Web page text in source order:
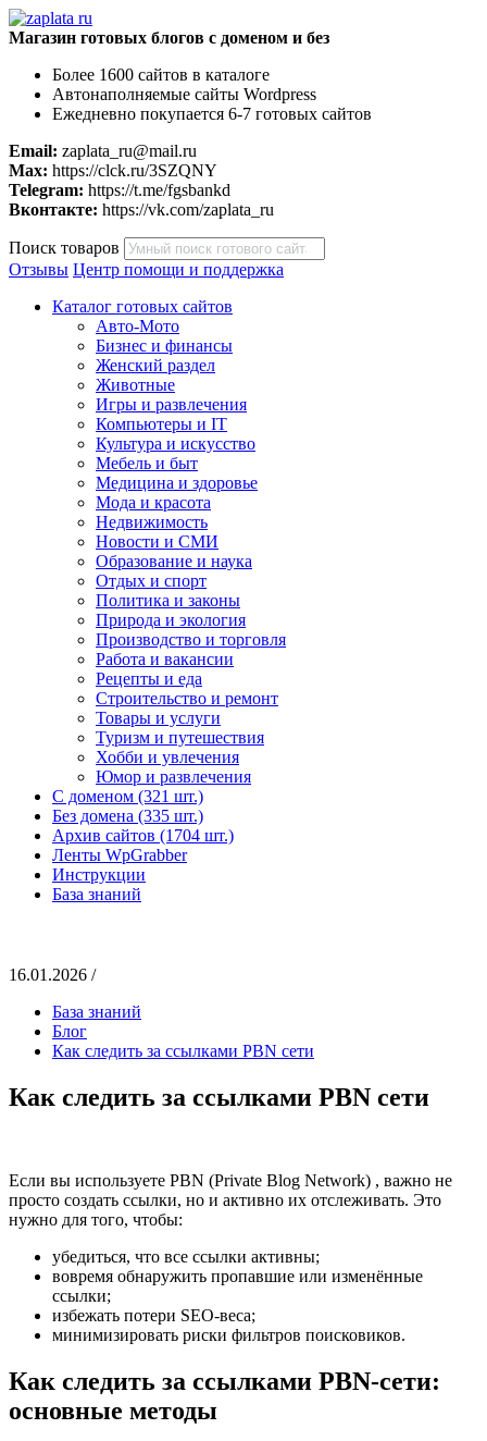
Магазин готовых блогов с доменом и без
Более 1600 сайтов в каталоге
Автонаполняемые сайты Wordpress
Ежедневно покупается 6-7 готовых сайтов
Email: zaplata_ru@mail.ru
Max: https://clck.ru/3SZQNY
Telegram: https://t.me/fgsbankd
Вконтакте: https://vk.com/zaplata_ru
Поиск товаров
Отзывы Центр помощи и поддержка
Каталог готовых сайтов
Авто-Мото
Бизнес и финансы
Женский раздел
Животные
Игры и развлечения
Компьютеры и IT
Культура и искусство
Мебель и быт
Медицина и здоровье
Мода и красота
Недвижимость
Новости и СМИ
Образование и наука
Отдых и спорт
Политика и законы
Природа и экология
Производство и торговля
Работа и вакансии
Рецепты и еда
Строительство и ремонт
Товары и услуги
Туризм и путешествия
Хобби и увлечения
Юмор и развлечения
С доменом (321 шт.)
Без домена (335 шт.)
Архив сайтов (1704 шт.)
Ленты WpGrabber
Инструкции
База знаний
16.01.2026 /
База знаний
Блог
Как следить за ссылками PBN сети
Как следить за ссылками PBN сети
Если вы используете PBN (Private Blog Network) , важно не
просто создать ссылки, но и активно их отслеживать. Это
нужно для того, чтобы:
убедиться, что все ссылки активны;
вовремя обнаружить пропавшие или изменённые
ссылки;
избежать потери SEO-веса;
минимизировать риски фильтров поисковиков.
Как следить за ссылками PBN-сети:
основные методы